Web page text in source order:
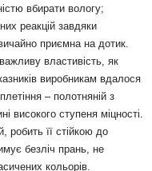
вбирати вологу;
реакцій завдяки
приємна на дотик.
властивість, як
виробникам вдалося
– полотняній з
високого ступеня міцності.
робить її стійкою до
безліч прань, не
кольорів.